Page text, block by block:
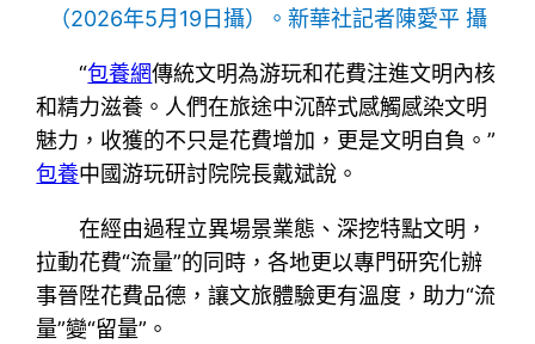
（2026年5月19日攝）。新華社記者陳愛平 攝
“包養網傳統文明為游玩和花費注進文明內核
和精力滋養。人們在旅途中沉醉式感觸感染文明
魅力，收獲的不只是花費增加，更是文明自負。”
包養中國游玩研討院院長戴斌說。
在經由過程立異場景業態、深挖特點文明，
拉動花費“流量”的同時，各地更以專門研究化辦
事晉陞花費品德，讓文旅體驗更有溫度，助力“流
量”變“留量”。